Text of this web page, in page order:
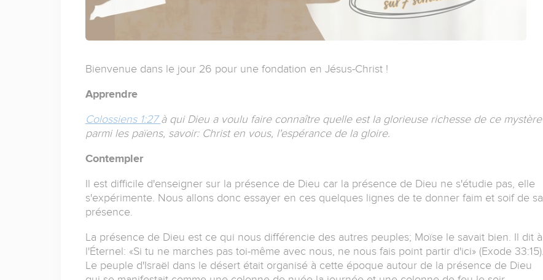
Bienvenue dans le jour 26 pour une fondation en Jésus-Christ !
Apprendre
Colossiens 1:27à qui Dieu a voulu faire connaître quelle est la glorieuse richesse de ce mystère
parmi les païens, savoir: Christ en vous, l'espérance de la gloire.
Contempler
Il est difficile d'enseigner sur la présence de Dieu car la présence de Dieu ne s'étudie pas, elle
s'expérimente. Nous allons donc essayer en ces quelques lignes de te donner faim et soif de sa
présence.
La présence de Dieu est ce qui nous différencie des autres peuples; Moïse le savait bien. Il dit à
l'Éternel: «Si tu ne marches pas toi-même avec nous, ne nous fais point partir d'ici» (Exode 33:15).
Le peuple d'Israël dans le désert était organisé à cette époque autour de la présence de Dieu